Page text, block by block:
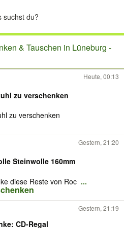
& Tauschen in Lüneburg -
Heute, 00:13
zu verschenken
zu verschenken
Gestern, 21:20
Steinwolle 160mm
diese Reste von Roc ...
Gestern, 21:19
CD-Regal